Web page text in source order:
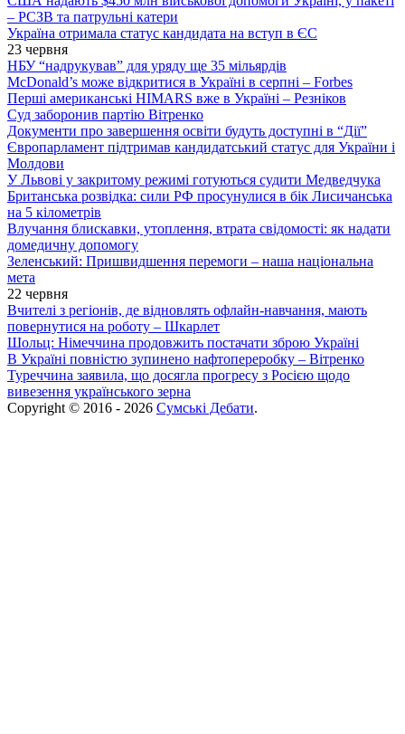
– РСЗВ та патрульні катери
Україна отримала статус кандидата на вступ в ЄС
23 червня
НБУ “надрукував” для уряду ще 35 мільярдів
McDonald’s може відкритися в Україні в серпні – Forbes
Перші американські HIMARS вже в Україні – Резніков
Суд заборонив партію Вітренко
Документи про завершення освіти будуть доступні в “Дії”
Європарламент підтримав кандидатський статус для України і
Молдови
У Львові у закритому режимі готуються судити Медведчука
Британська розвідка: сили РФ просунулися в бік Лисичанська
на 5 кілометрів
Влучання блискавки, утоплення, втрата свідомості: як надати
домедичну допомогу
Зеленський: Пришвидшення перемоги – наша національна
мета
22 червня
Вчителі з регіонів, де відновлять офлайн-навчання, мають
повернутися на роботу – Шкарлет
Шольц: Німеччина продовжить постачати зброю Україні
В Україні повністю зупинено нафтопереробку – Вітренко
Туреччина заявила, що досягла прогресу з Росією щодо
вивезення українського зерна
Copyright © 2016 - 2026 Сумські Дебати.